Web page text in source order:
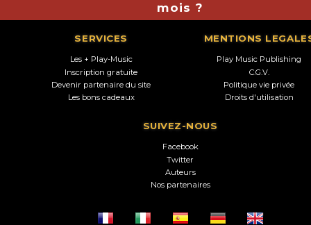
mois ?
SERVICES
Les + Play-Music
Inscription gratuite
Devenir partenaire du site
Les bons cadeaux
MENTIONS
Play Music Publishing
C.G.V.
Politique vie privée
Droits d'utilisation
SUIVEZ-NOUS
Facebook
Twitter
Auteurs
Nos partenaires